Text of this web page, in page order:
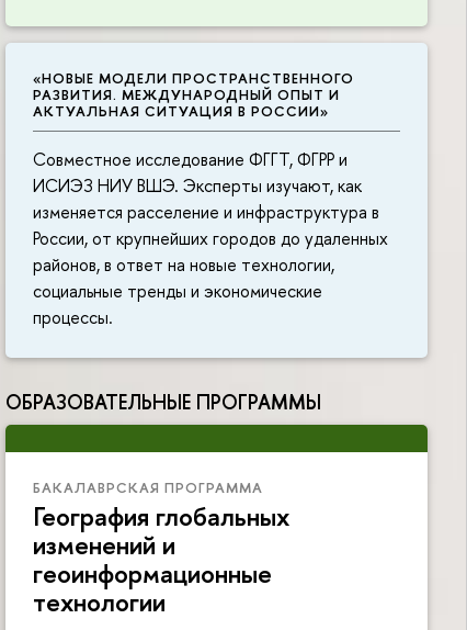
«НОВЫЕ МОДЕЛИ ПРОСТРАНСТВЕННОГО
РАЗВИТИЯ. МЕЖДУНАРОДНЫЙ ОПЫТ И
АКТУАЛЬНАЯ СИТУАЦИЯ В РОССИИ»
Совместное исследование ФГГТ, ФГРР и
ИСИЭЗ НИУ ВШЭ. Эксперты изучают, как
изменяется расселение и инфраструктура в
России, от крупнейших городов до удаленных
районов, в ответ на новые технологии,
социальные тренды и экономические
процессы.
ОБРАЗОВАТЕЛЬНЫЕ ПРОГРАММЫ
БАКАЛАВРСКАЯ ПРОГРАММА
География глобальных
изменений и
геоинформационные
технологии